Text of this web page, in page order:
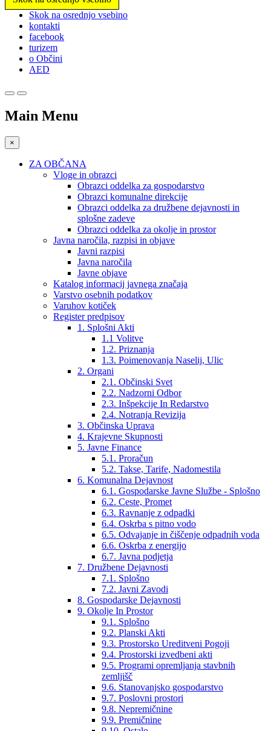
Prosimo,
upoštevajte:
spletno
mesto
vključuje
sistem
Skok na osrednjo vsebino
kontakti
facebook
turizem
o Občini
AED
Main Menu
×
ZA OBČANA
Vloge in obrazci
Obrazci oddelka za gospodarstvo
Obrazci komunalne direkcije
Obrazci oddelka za družbene dejavnosti in
splošne zadeve
Obrazci oddelka za okolje in prostor
Javna naročila, razpisi in objave
Javni razpisi
Javna naročila
Javne objave
Katalog informacij javnega značaja
Varstvo osebnih podatkov
Varuhov kotiček
Register predpisov
1. Splošni Akti
1.1 Volitve
1.2. Priznanja
1.3. Poimenovanja Naselij, Ulic
2. Organi
2.1. Občinski Svet
2.2. Nadzorni Odbor
2.3. Inšpekcije In Redarstvo
2.4. Notranja Revizija
3. Občinska Uprava
4. Krajevne Skupnosti
5. Javne Finance
5.1. Proračun
5.2. Takse, Tarife, Nadomestila
6. Komunalna Dejavnost
6.1. Gospodarske Javne Službe - Splošno
6.2. Ceste, Promet
6.3. Ravnanje z odpadki
6.4. Oskrba s pitno vodo
6.5. Odvajanje in čiščenje odpadnih voda
6.6. Oskrba z energijo
6.7. Javna podjetja
7. Družbene Dejavnosti
7.1. Splošno
7.2. Javni Zavodi
8. Gospodarske Dejavnosti
9. Okolje In Prostor
9.1. Splošno
9.2. Planski Akti
9.3. Prostorsko Ureditveni Pogoji
9.4. Prostorski izvedbeni akti
9.5. Programi opremljanja stavbnih
zemljišč
9.6. Stanovanjsko gospodarstvo
9.7. Poslovni prostori
9.8. Nepremičnine
9.9. Premičnine